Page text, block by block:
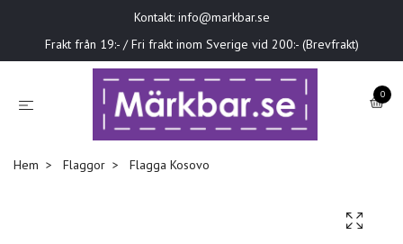
Kontakt: info@markbar.se
Frakt från 19:- / Fri frakt inom Sverige vid 200:- (Brevfrakt)
0
Hem Flaggor Flagga Kosovo